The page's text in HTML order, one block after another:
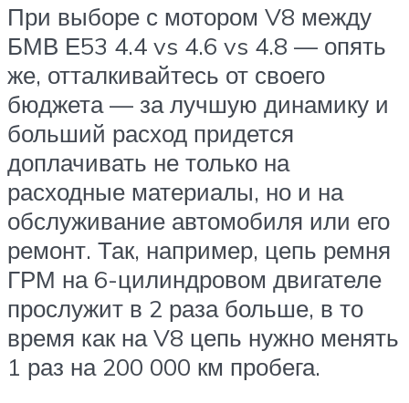
При выборе с мотором V8 между
БМВ Е53 4.4 vs 4.6 vs 4.8 — опять
же, отталкивайтесь от своего
бюджета — за лучшую динамику и
больший расход придется
доплачивать не только на
расходные материалы, но и на
обслуживание автомобиля или его
ремонт. Так, например, цепь ремня
ГРМ на 6-цилиндровом двигателе
прослужит в 2 раза больше, в то
время как на V8 цепь нужно менять
1 раз на 200 000 км пробега.